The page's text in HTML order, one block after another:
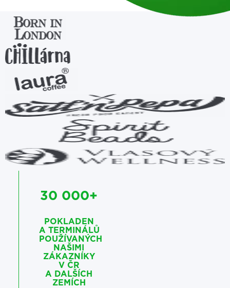
30 000+
POKLADEN
A TERMINÁLŮ
POUŽÍVANÝCH
NAŠIMI
ZÁKAZNÍKY
V ČR
A DALŠÍCH
ZEMÍCH